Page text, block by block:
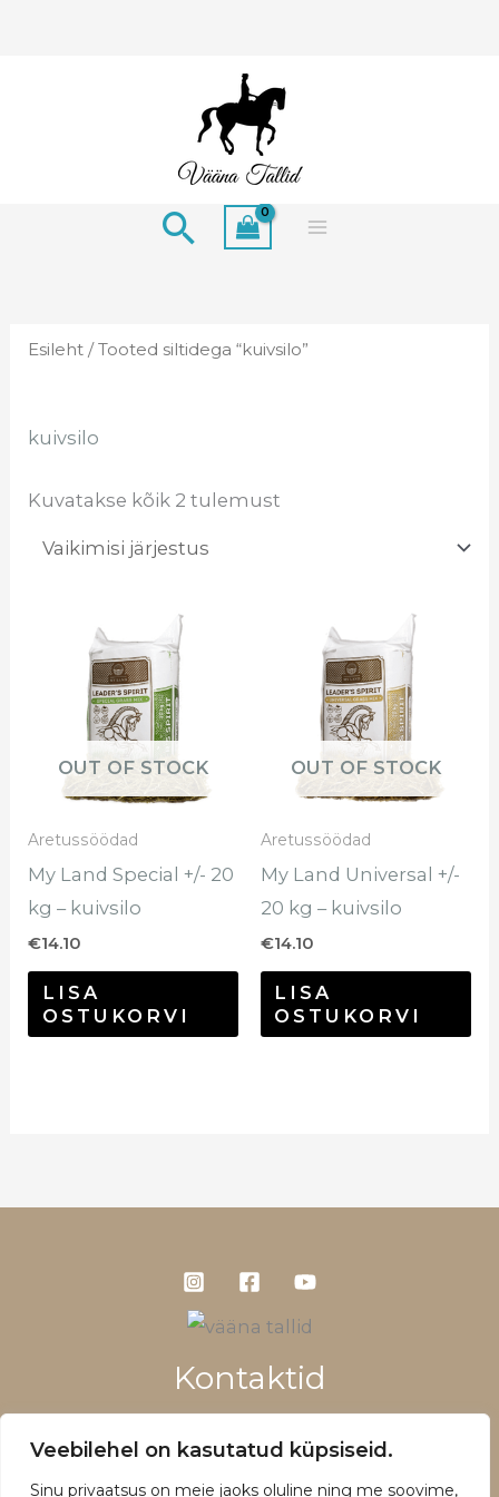
Veebilehel on kasutatud küpsiseid.
Sinu privaatsus on meie jaoks oluline ning me soovime,
Search
Esileht / Tooted siltidega “kuivsilo”
kuivsilo
Kuvatakse kõik 2 tulemust
OUT OF STOCK
Aretussöödad
My Land Special +/- 20
kg – kuivsilo
€14.10
LISA
OSTUKORVI
OUT OF STOCK
Aretussöödad
My Land Universal +/-
20 kg – kuivsilo
€14.10
LISA
OSTUKORVI
Kontaktid
+372 5660 1028